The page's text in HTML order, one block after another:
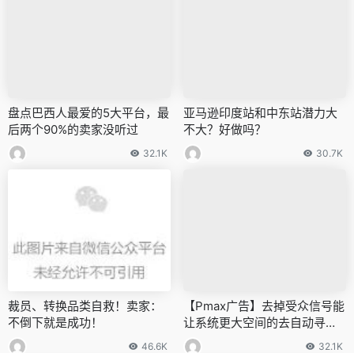
盘点巴西人最爱的5大平台，最
后两个90%的卖家没听过
32.1K
亚马逊印度站和中东站潜力大
不大？好做吗？
30.7K
裁员、转换品类自救！卖家：
不倒下就是成功！
46.6K
【Pmax广告】去掉受众信号能
让系统更大空间的去自动寻找
适合的人群，起量得更快吗？
32.1K